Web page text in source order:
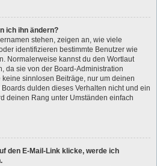
ich ihn ändern?
stehen, zeigen an, wie viele
identifizieren bestimmte Benutzer wie
Normalerweise kannst du den Wortlaut
da sie von der Board-Administration
sinnlosen Beiträge, nur um deinen
dulden dieses Verhalten nicht und ein
deinen Rang unter Umständen einfach
den E-Mail-Link klicke, werde ich